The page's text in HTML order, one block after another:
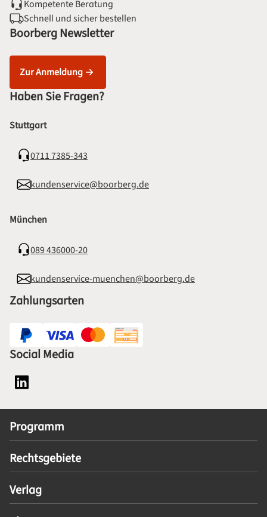
Kompetente Beratung
Schnell und sicher bestellen
Boorberg Newsletter
Zur Anmeldung
Haben Sie Fragen?
Stuttgart
0711 7385-343
kundenservice@boorberg.de
München
089 436000-20
kundenservice-muenchen@boorberg.de
Zahlungsarten
Social Media
Social Media Plattform LinkedIn
Programm
Rechtsgebiete
Verlag